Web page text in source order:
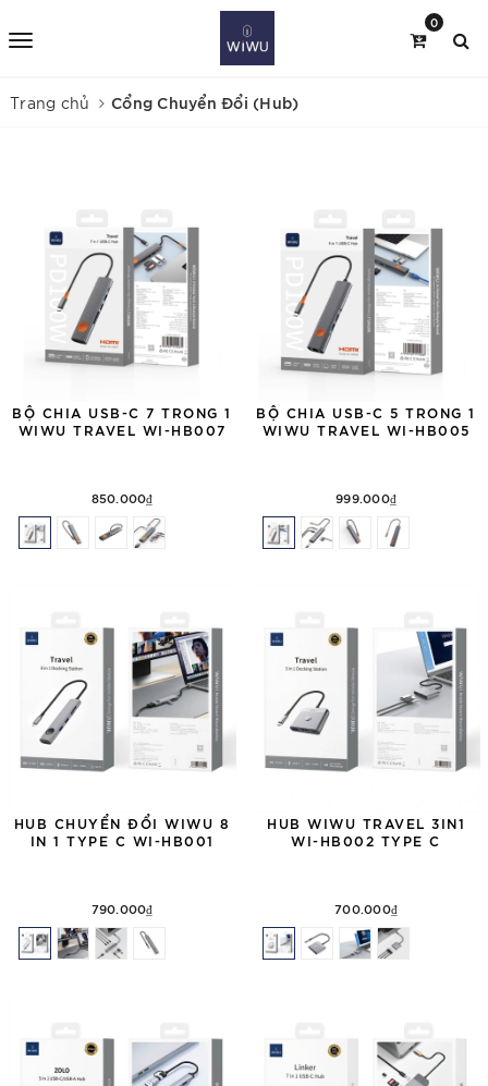
0
Trang chủ Cổng Chuyển Đổi (Hub)
BỘ CHIA USB-C 7 TRONG 1
WIWU TRAVEL WI-HB007
850.000₫
BỘ CHIA USB-C 5 TRONG 1
WIWU TRAVEL WI-HB005
999.000₫
HUB CHUYỂN ĐỔI WIWU 8
IN 1 TYPE C WI-HB001
790.000₫
HUB WIWU TRAVEL 3IN1
WI-HB002 TYPE C
700.000₫